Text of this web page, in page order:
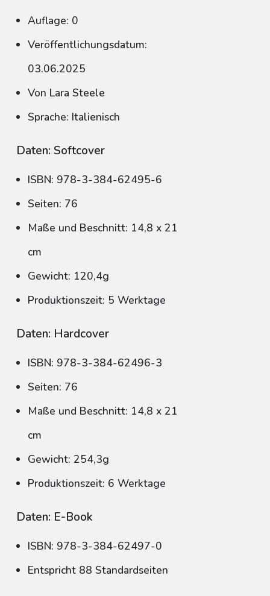
Auflage: 0
Veröffentlichungsdatum:
03.06.2025
Von Lara Steele
Sprache: Italienisch
Daten: Softcover
ISBN: 978-3-384-62495-6
Seiten: 76
Maße und Beschnitt: 14,8 x 21
cm
Gewicht: 120,4g
Produktionszeit: 5 Werktage
Daten: Hardcover
ISBN: 978-3-384-62496-3
Seiten: 76
Maße und Beschnitt: 14,8 x 21
cm
Gewicht: 254,3g
Produktionszeit: 6 Werktage
Daten: E-Book
ISBN: 978-3-384-62497-0
Entspricht 88 Standardseiten